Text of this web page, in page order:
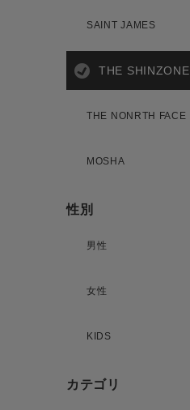
SAINT JAMES
THE SHINZONE
THE NONRTH FACE
MOSHA
性別
男性
女性
KIDS
カテゴリ